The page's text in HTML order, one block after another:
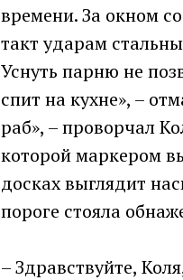
времени. За окном
такт ударам
Уснуть парню не
спит на кухне», –
раб», – проворчал
которой маркером
досках выглядит
пороге стояла
– Здравствуйте,